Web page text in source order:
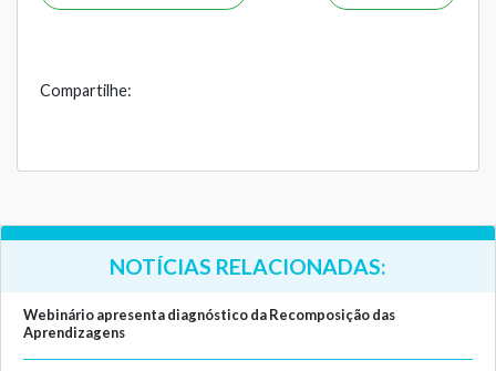
Compartilhe:
NOTÍCIAS RELACIONADAS:
Webinário apresenta diagnóstico da Recomposição das
Aprendizagens